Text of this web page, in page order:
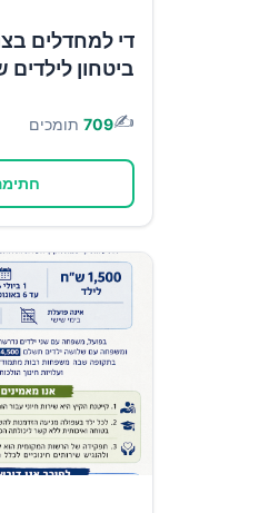
די למחדלים
ביטחון לילדים
✍️
709 תומכים